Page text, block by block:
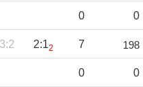
0 0
3:2 2:12 7 198
0 0